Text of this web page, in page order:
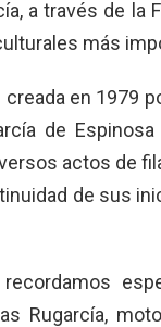
a través de la
más
en 1979
de
actos de
de sus
Rugarcía,